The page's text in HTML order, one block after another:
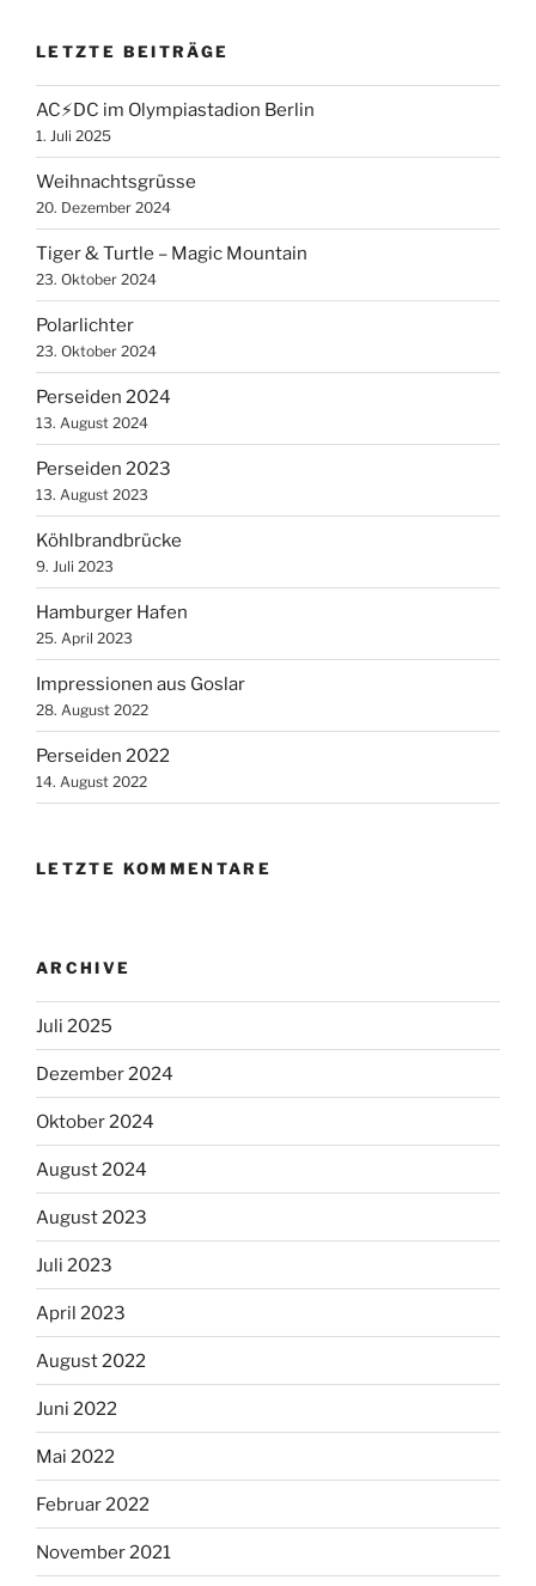
LETZTE BEITRÄGE
AC⚡️DC im Olympiastadion Berlin
1. Juli 2025
Weihnachtsgrüsse
20. Dezember 2024
Tiger & Turtle – Magic Mountain
23. Oktober 2024
Polarlichter
23. Oktober 2024
Perseiden 2024
13. August 2024
Perseiden 2023
13. August 2023
Köhlbrandbrücke
9. Juli 2023
Hamburger Hafen
25. April 2023
Impressionen aus Goslar
28. August 2022
Perseiden 2022
14. August 2022
LETZTE KOMMENTARE
ARCHIVE
Juli 2025
Dezember 2024
Oktober 2024
August 2024
August 2023
Juli 2023
April 2023
August 2022
Juni 2022
Mai 2022
Februar 2022
November 2021